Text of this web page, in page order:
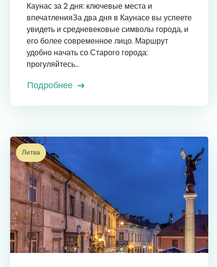
Каунас за 2 дня: ключевые места и
впечатленияЗа два дня в Каунасе вы успеете
увидеть и средневековые символы города, и
его более современное лицо. Маршрут
удобно начать со Старого города:
прогуляйтесь...
Подробнее
Литва